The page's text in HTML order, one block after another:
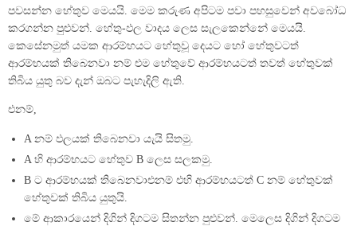
පවසන්න හේතුව මෙයයි. මෙම කරුණ අපිටම පවා පහසුවෙන් අවබෝධ
කරගන්න පුළුවන්. හේතු-ඵල වාදය ලෙස සැලකෙන්නේ මෙයයි.
කෙසේනමුත් යමක ආරම්භයට හේතුවූ දෙයට හෝ හේතුවටත්
ආරම්භයක් තිබෙනවා නම් එම හේතුවේ ආරම්භයටත් තවත් හේතුවක්
තිබිය යුතු බව දැන් ඔබට පැහැදිලි ඇති.
එනම්,
A නම් ඵලයක් තිබෙනවා යැයි සිතමු.
A හි ආරම්භයට හේතුව B ලෙස සලකමු.
B ට ආරම්භයක් තිබෙනවාඑනම් එහි ආරම්භයටත් C නම් හේතුවක්
හේතුවක් තිබිය යුතුයි.
මේ ආකාරයෙන් දිගින් දිගටම සිතන්න පුළුවන්. මෙලෙස දිගින් දිගටම